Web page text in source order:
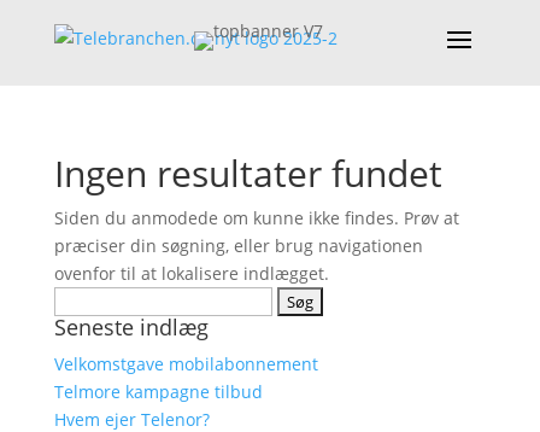
Ingen resultater fundet
Siden du anmodede om kunne ikke findes. Prøv at
præciser din søgning, eller brug navigationen
ovenfor til at lokalisere indlægget.
efter:
Seneste indlæg
Velkomstgave mobilabonnement
Telmore kampagne tilbud
Hvem ejer Telenor?